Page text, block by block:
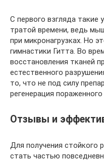
С первого взгляда такие
тратой времени, ведь
при микронагрузках. Но
гимнастики Гитта. Во
восстановления тканей
естественного
то, что не под силу
регенерация
Отзывы и
Для получения стойкого
стать частью